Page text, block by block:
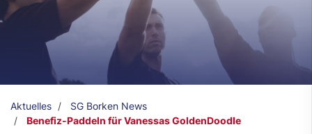
Aktuelles
SG Borken News
Benefiz-Paddeln für Vanessas GoldenDoodle